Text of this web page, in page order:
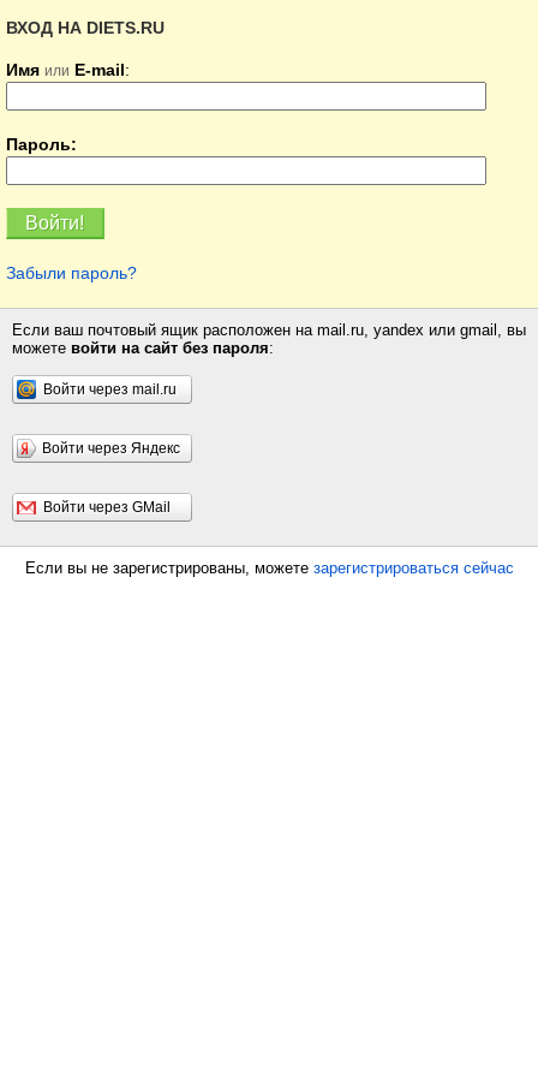
ВХОД НА DIETS.RU
Имя или E-mail:
Пароль:
Забыли пароль?
Если ваш почтовый ящик расположен на mail.ru, yandex или gmail, вы
можете войти на сайт без пароля:
Войти через mail.ru
Войти через Яндекс
Войти через GMail
Если вы не зарегистрированы, можете зарегистрироваться сейчас